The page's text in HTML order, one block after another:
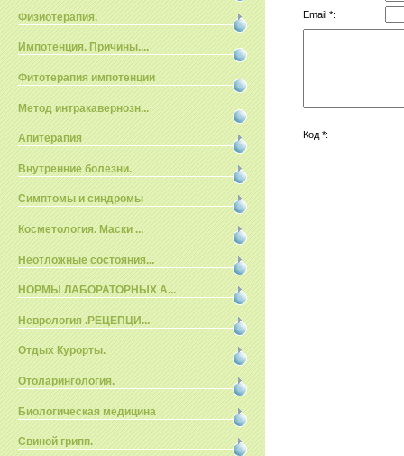
Физиотерапия.
Импотенция. Причины....
Фитотерапия импотенции
Метод интракавернозн...
Апитерапия
Внутренние болезни.
Симптомы и синдромы
Косметология. Маски ...
Неотложные состояния...
НОРМЫ ЛАБОРАТОРНЫХ А...
Неврология .РЕЦЕПЦИ...
Отдых Курорты.
Отоларингология.
Биологическая медицина
Свиной грипп.
Email *:
Код *: